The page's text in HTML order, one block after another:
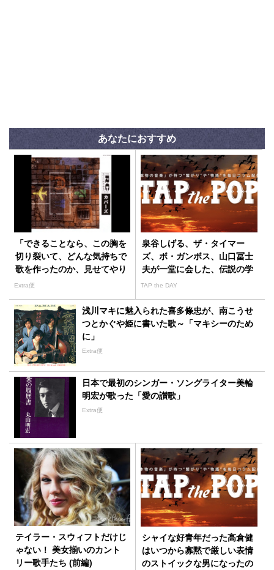
あなたにおすすめ
「できることなら、この胸を
切り裂いて、どんな気持ちで
歌を作ったのか、見せてやり
たいよ」忌野清志郎
Extra便
泉谷しげる、ザ・タイマー
ズ、ボ・ガンボス、山口冨士
夫が一堂に会した、伝説の学
園祭ライブ
TAP the DAY
浅川マキに魅入られた喜多條忠が、南こうせ
つとかぐや姫に書いた歌～「マキシーのため
に」
Extra便
日本で最初のシンガー・ソングライター美輪
明宏が歌った「愛の讃歌」
Extra便
テイラー・スウィフトだけじ
ゃない！ 美女揃いのカント
リー歌手たち (前編)
シャイな好青年だった高倉健
はいつから寡黙で厳しい表情
のストイックな男になったの